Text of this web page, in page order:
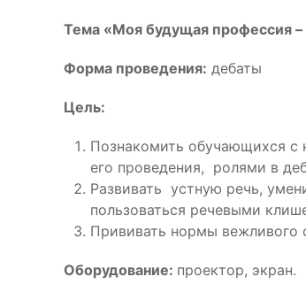
Тема «Моя будущая профессия –
Форма проведения: дебаты
Цель:
Познакомить обучающихся с
его проведения, ролями в
Развивать устную речь,
пользоваться речевыми
Прививать нормы вежливого
Оборудование: проектор, экран.